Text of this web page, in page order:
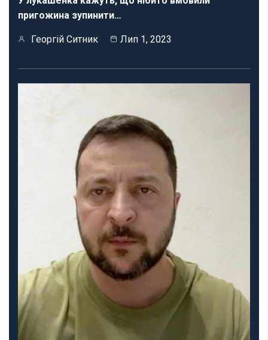
пригожина зупинити…
Георгій Ситник Лип 1, 2023